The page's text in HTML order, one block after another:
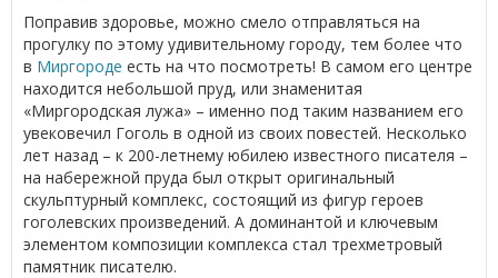
Поправив здоровье, можно смело отправляться на
прогулку по этому удивительному городу, тем более что
в Миргороде есть на что посмотреть! В самом его центре
находится небольшой пруд, или знаменитая
«Миргородская лужа» – именно под таким названием его
увековечил Гоголь в одной из своих повестей. Несколько
лет назад – к 200-летнему юбилею известного писателя –
на набережной пруда был открыт оригинальный
скульптурный комплекс, состоящий из фигур героев
гоголевских произведений. А доминантой и ключевым
элементом композиции комплекса стал трехметровый
памятник писателю.